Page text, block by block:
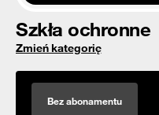
Szkła ochronne
Zmień kategorię
Bez abonamentu